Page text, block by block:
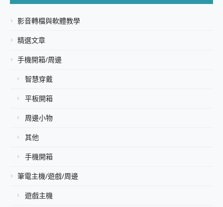
影音轉檔與軟體教學
精選文章
手機開箱/周邊
智慧穿戴
平板開箱
周邊小物
其他
手機開箱
筆電主機/遊戲/周邊
遊戲主機